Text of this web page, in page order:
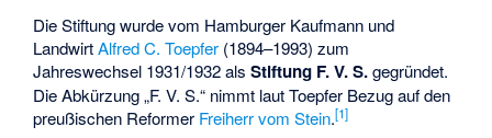
Die Stiftung wurde vom Hamburger Kaufmann und
LandwirtAlfred C. Toepfer (1894–1993) zum
Jahreswechsel 1931/1932 alsStiftung F. V. S.gegründet.
Die Abkürzung „F. V. S.“ nimmt laut Toepfer Bezug auf den
preußischen Reformer Freiherr vom Stein.[1]